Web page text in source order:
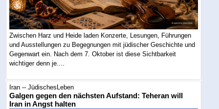
Zwischen Harz und Heide laden Konzerte, Lesungen, Führungen
und Ausstellungen zu Begegnungen mit jüdischer Geschichte und
Gegenwart ein. Nach dem 7. Oktober ist diese Sichtbarkeit
wichtiger denn je....
Iran -- JüdischesLeben
Galgen gegen den nächsten Aufstand: Teheran will
Iran in Angst halten